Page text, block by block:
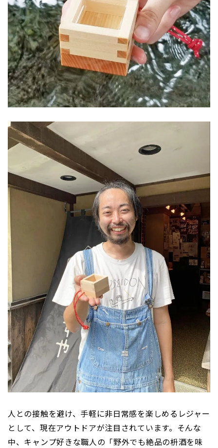
人との接触を避け、手軽に非日常感を楽しめるレジャー
として、現在アウトドアが注目されています。そんな
中、キャンプ好きな職人の「野外でも絶品の枡酒を味